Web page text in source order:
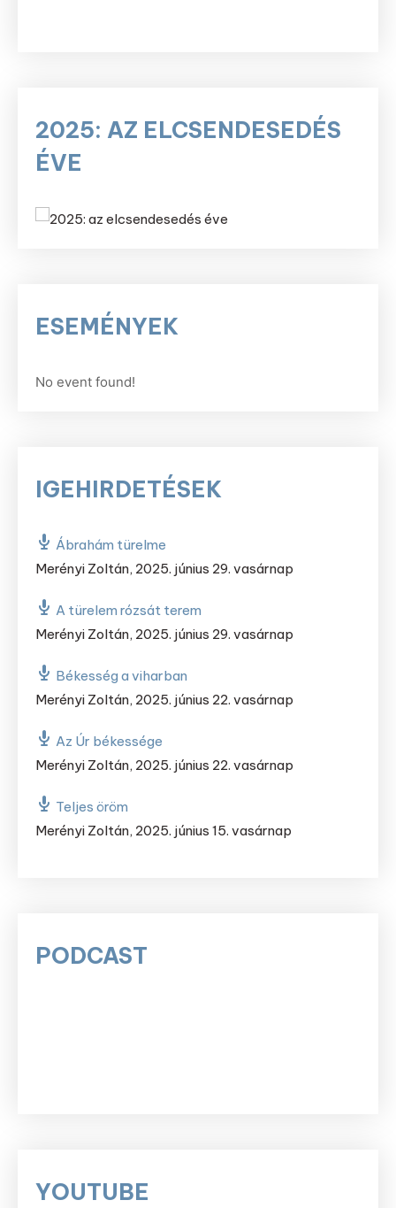
2025: AZ ELCSENDESEDÉS
ÉVE
ESEMÉNYEK
No event found!
IGEHIRDETÉSEK
Ábrahám türelme
Merényi Zoltán, 2025. június 29. vasárnap
A türelem rózsát terem
Merényi Zoltán, 2025. június 29. vasárnap
Békesség a viharban
Merényi Zoltán, 2025. június 22. vasárnap
Az Úr békessége
Merényi Zoltán, 2025. június 22. vasárnap
Teljes öröm
Merényi Zoltán, 2025. június 15. vasárnap
PODCAST
YOUTUBE